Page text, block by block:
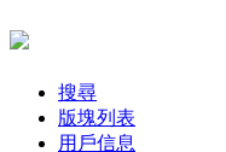
搜尋
版塊列表
用戶信息